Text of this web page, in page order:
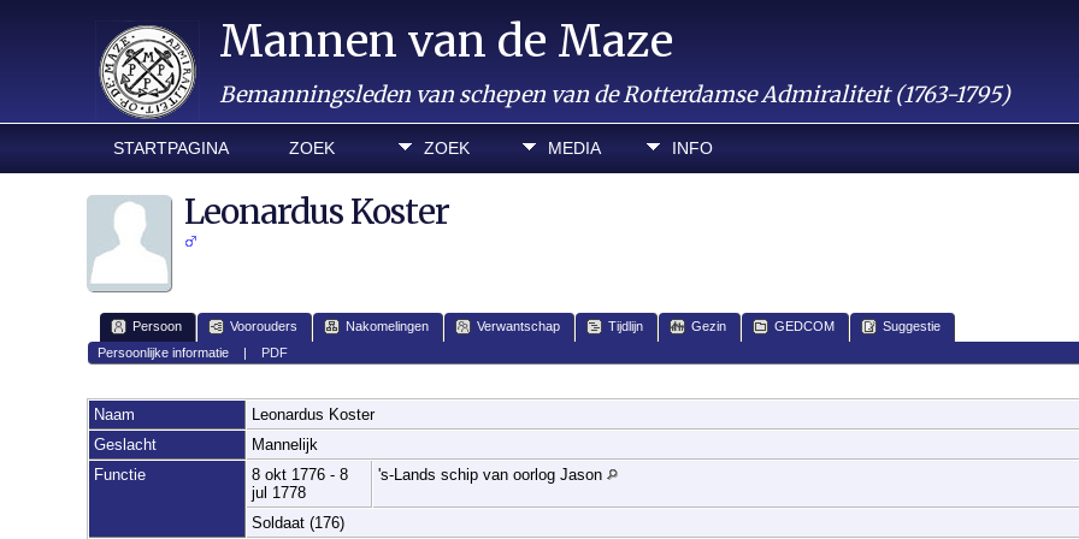
Mannen van de Maze
Bemanningsleden van schepen van de Rotterdamse Admiraliteit (1763-1795)
STARTPAGINA ZOEK ZOEK MEDIA INFO
Leonardus Koster
Persoon Voorouders Nakomelingen Verwantschap Tijdlijn Gezin GEDCOM
Suggestie
Persoonlijke informatie| PDF
Naam Leonardus Koster
Geslacht
Mannelijk
Functie
8 okt 1776 - 8
jul 1778
's-Lands schip van oorlog Jason
Soldaat (176)